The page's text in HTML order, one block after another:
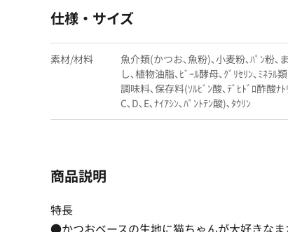
仕様・サイズ
素材/材料
魚介類(かつお､魚粉)､小麦粉､ﾊﾟﾝ粉､
し､植物油脂､ﾋﾞｰﾙ酵母､ｸﾞﾘｾﾘﾝ､ﾐﾈﾗﾙ
調味料､保存料(ｿﾙﾋﾞﾝ酸､ﾃﾞﾋﾄﾞﾛ酢酸ﾅ
C､D､E､ﾅｲｱｼﾝ､ﾊﾟﾝﾄﾃﾝ酸)､ﾀｳﾘﾝ
商品説明
特長
●かつおベースの生地に猫ちゃんが大好きなま